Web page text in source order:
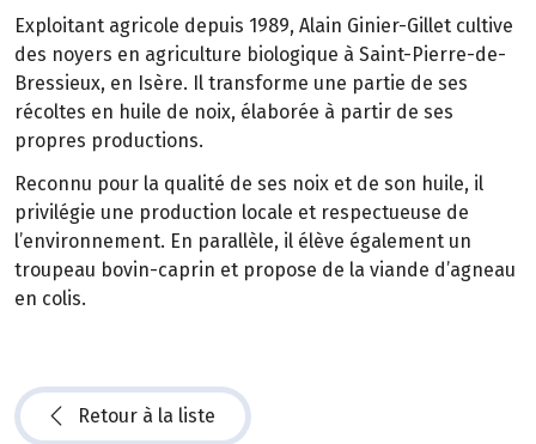
Exploitant agricole depuis 1989, Alain Ginier-Gillet cultive
des noyers en agriculture biologique à Saint-Pierre-de-
Bressieux, en Isère. Il transforme une partie de ses
récoltes en huile de noix, élaborée à partir de ses
propres productions.
Reconnu pour la qualité de ses noix et de son huile, il
privilégie une production locale et respectueuse de
l’environnement. En parallèle, il élève également un
troupeau bovin-caprin et propose de la viande d’agneau
en colis.
Retour à la liste